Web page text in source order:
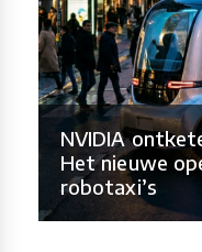
NVIDIA
Het nieuwe
robotaxi’s